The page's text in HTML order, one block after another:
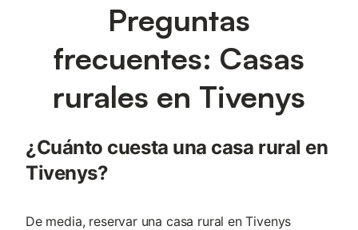
Preguntas
frecuentes: Casas
rurales en Tivenys
¿Cuánto cuesta una casa rural en
Tivenys?
De media, reservar una casa rural en Tivenys